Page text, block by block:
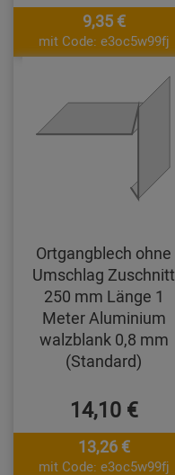
9,35 €
mit Code: e3oc5w99fj
Ortgangblech ohne
Umschlag Zuschnitt
250 mm Länge 1
Meter Aluminium
walzblank 0,8 mm
(Standard)
14,10 €
13,26 €
mit Code: e3oc5w99fj